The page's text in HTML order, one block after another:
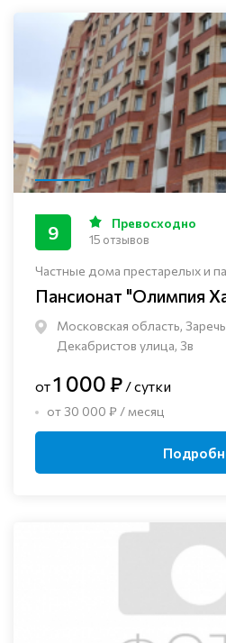
Частные дома престарелых и
Пансионат "Олимпия
Московская область,
Декабристов улица, 3в
9 Превосходно
15 отзывов
от1 000 ₽ / сутки
от 30 000 ₽ / месяц